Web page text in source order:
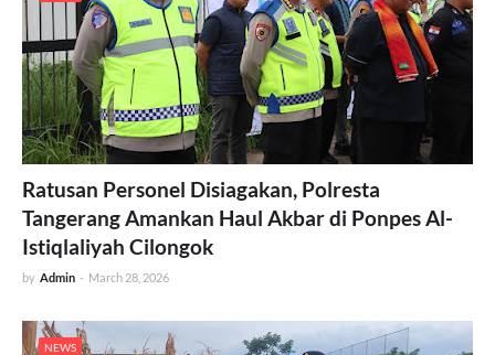
Ratusan Personel Disiagakan, Polresta
Tangerang Amankan Haul Akbar di Ponpes Al-
Istiqlaliyah Cilongok
by Admin - March 28, 2026
NEWS